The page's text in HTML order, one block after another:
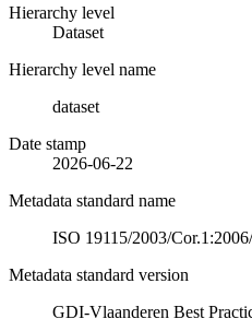
Hierarchy level
Dataset
Hierarchy level name
dataset
Date stamp
2026-06-22
Metadata standard name
ISO 19115/2003/
Metadata standard version
GDI-Vlaanderen Best